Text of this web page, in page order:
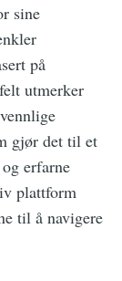
sine
på
utmerker
gjør det til et
erfarne
plattform
til å navigere